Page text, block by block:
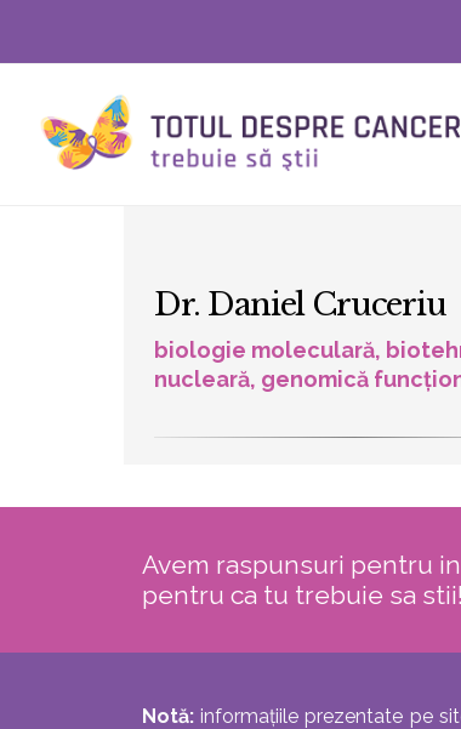
Dr. Daniel Cruceriu
biologie moleculară,
nucleară, genomică
Avem raspunsuri pentru
pentru ca tu trebuie sa stii!
Notă: informațiile prezentate pe